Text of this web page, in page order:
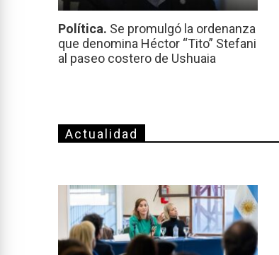
Política. Se promulgó la ordenanza
que denomina Héctor “Tito” Stefani
al paseo costero de Ushuaia
Actualidad